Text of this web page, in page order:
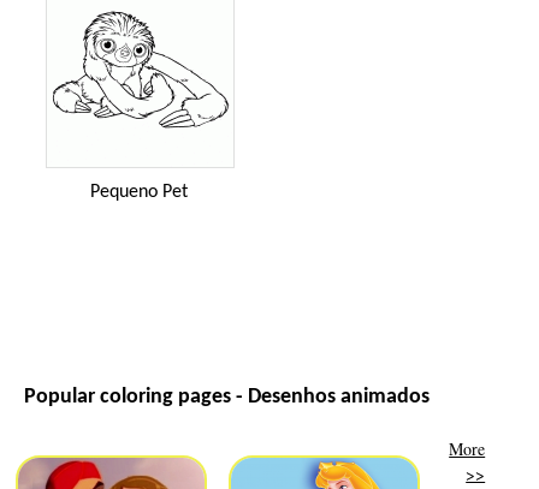
Pequeno Pet
Popular coloring pages - Desenhos animados
More
>>